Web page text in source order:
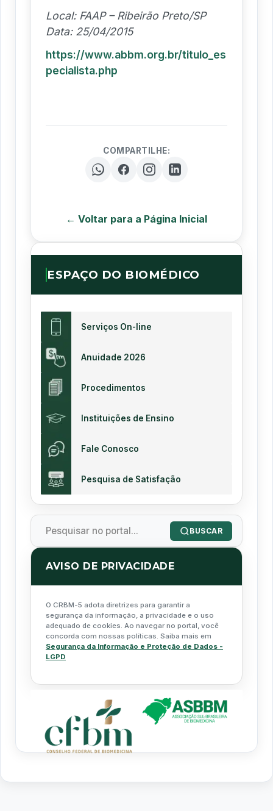
Local: FAAP – Ribeirão Preto/SP
Data: 25/04/2015
https://www.abbm.org.br/titulo_es
pecialista.php
COMPARTILHE:
← Voltar para a Página Inicial
ESPAÇO DO BIOMÉDICO
Serviços On-line
Anuidade 2026
Procedimentos
Instituições de Ensino
Fale Conosco
Pesquisa de Satisfação
BUSCAR
AVISO DE PRIVACIDADE
O CRBM-5 adota diretrizes para garantir a
segurança da informação, a privacidade e o uso
adequado de cookies. Ao navegar no portal, você
concorda com nossas políticas. Saiba mais em
Segurança da Informação e Proteção de Dados -
LGPD